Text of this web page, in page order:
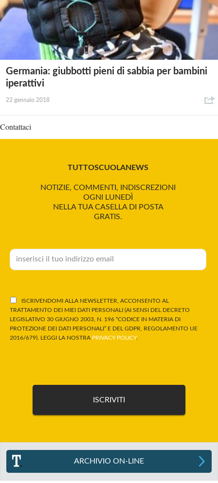
Germania: giubbotti pieni di sabbia per bambini
iperattivi
22 gennaio 2018
Contattaci
TUTTOSCUOLANEWS
NOTIZIE, COMMENTI, INDISCREZIONI
OGNI LUNEDÌ
NELLA TUA CASELLA DI POSTA
GRATIS.
ISCRIVENDOMI ALLA NEWSLETTER, ACCONSENTO AL
TRATTAMENTO DEI MIEI DATI PERSONALI (AI SENSI DEL DECRETO
LEGISLATIVO 30 GIUGNO 2003, N. 196 “CODICE IN MATERIA DI
PROTEZIONE DEI DATI PERSONALI” E DEL GDPR, REGOLAMENTO UE
2016/679). LEGGI LA NOSTRA PRIVACY POLICY.
ARCHIVIO ON-LINE